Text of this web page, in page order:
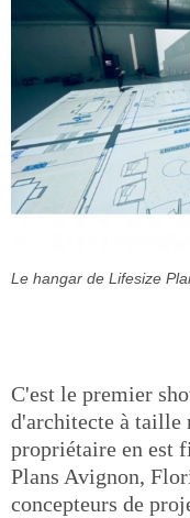
Le hangar de Lifesize
C'est le premier
d'architecte à taille
propriétaire en est
Plans Avignon,
concepteurs de